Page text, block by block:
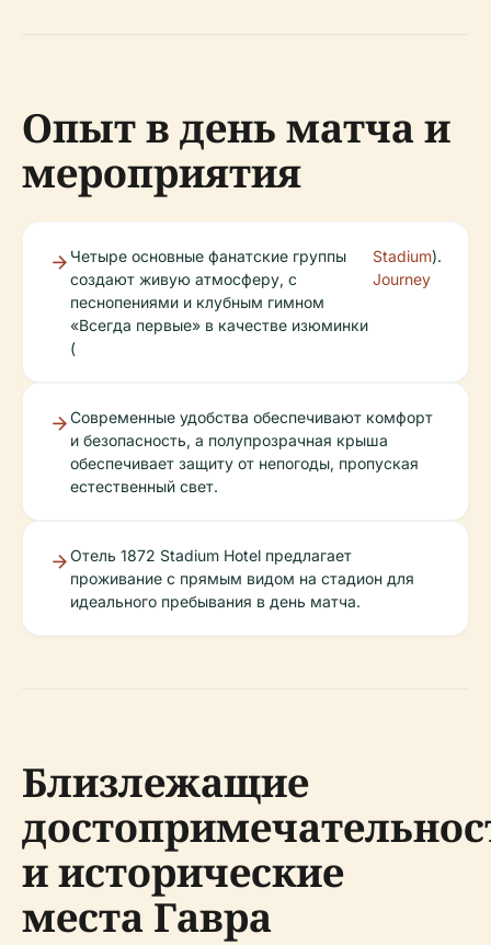
Опыт в день матча и
мероприятия
Четыре основные фанатские группы
создают живую атмосферу, с
песнопениями и клубным гимном
«Всегда первые» в качестве изюминки
(
Stadium
Journey
).
Современные удобства обеспечивают комфорт
и безопасность, а полупрозрачная крыша
обеспечивает защиту от непогоды, пропуская
естественный свет.
Отель 1872 Stadium Hotel предлагает
проживание с прямым видом на стадион для
идеального пребывания в день матча.
Близлежащие
и исторические
места Гавра